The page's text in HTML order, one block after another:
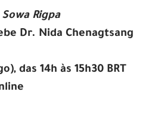
Rigpa
Dr. Nida Chenagtsang
das 14h às 15h30 BRT